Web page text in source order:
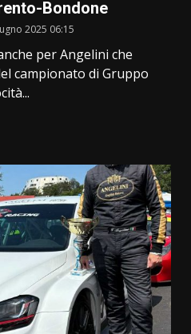
Bondone
2025 06:15
per Angelini che
campionato di Gruppo